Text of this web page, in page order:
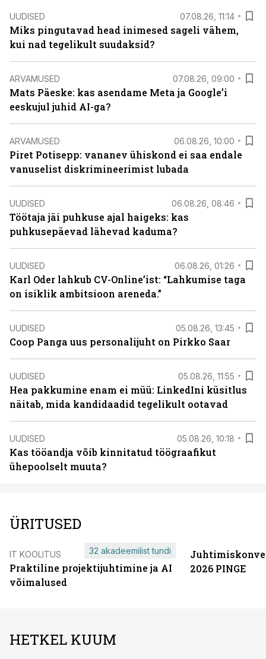
UUDISED 07.08.26, 11:14
Miks pingutavad head inimesed sageli vähem,
kui nad tegelikult suudaksid?
ARVAMUSED 07.08.26, 09:00
Mats Päeske: kas asendame Meta ja Google’i
eeskujul juhid AI-ga?
ARVAMUSED 06.08.26, 10:00
Piret Potisepp: vananev ühiskond ei saa endale
vanuselist diskrimineerimist lubada
UUDISED 06.08.26, 08:46
Töötaja jäi puhkuse ajal haigeks: kas
puhkusepäevad lähevad kaduma?
UUDISED 06.08.26, 01:26
Karl Oder lahkub CV-Online’ist: “Lahkumise taga
on isiklik ambitsioon areneda.”
UUDISED 05.08.26, 13:45
Coop Panga uus personalijuht on Pirkko Saar
UUDISED 05.08.26, 11:55
Hea pakkumine enam ei müü: LinkedIni küsitlus
näitab, mida kandidaadid tegelikult ootavad
UUDISED 05.08.26, 10:18
Kas tööandja võib kinnitatud töögraafikut
ühepoolselt muuta?
ÜRITUSED
IT KOOLITUS
Praktiline projektijuhtimine ja AI
võimalused
32 akadeemilist tundi
2026 PINGE
HETKEL KUUM